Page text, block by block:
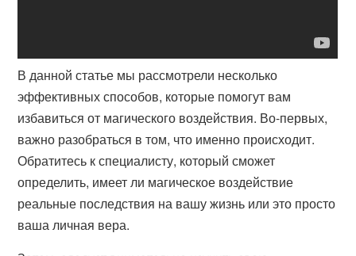
В данной статье мы рассмотрели несколько
эффективных способов, которые помогут вам
избавиться от магического воздействия. Во-первых,
важно разобраться в том, что именно происходит.
Обратитесь к специалисту, который сможет
определить, имеет ли магическое воздействие
реальные последствия на вашу жизнь или это просто
ваша личная вера.